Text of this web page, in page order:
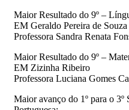
Maior Resultado do 9º –
EM Geraldo Pereira de Souza
Professora Sandra Renata
Maior Resultado do 9º –
EM Zizinha Ribeiro
Professora Luciana Gomes
Maior avanço do 1º para o 3º